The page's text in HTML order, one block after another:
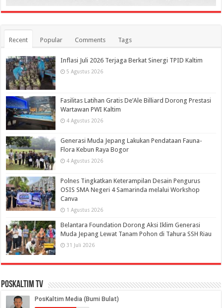
Recent Popular Comments Tags
Inflasi Juli 2026 Terjaga Berkat Sinergi TPID Kaltim
5 Agustus 2026
Fasilitas Latihan Gratis De’Ale Billiard Dorong Prestasi
Wartawan PWI Kaltim
4 Agustus 2026
Generasi Muda Jepang Lakukan Pendataan Fauna-
Flora Kebun Raya Bogor
4 Agustus 2026
Polnes Tingkatkan Keterampilan Desain Pengurus
OSIS SMA Negeri 4 Samarinda melalui Workshop
Canva
1 Agustus 2026
Belantara Foundation Dorong Aksi Iklim Generasi
Muda Jepang Lewat Tanam Pohon di Tahura SSH Riau
31 Juli 2026
PosKaltim TV